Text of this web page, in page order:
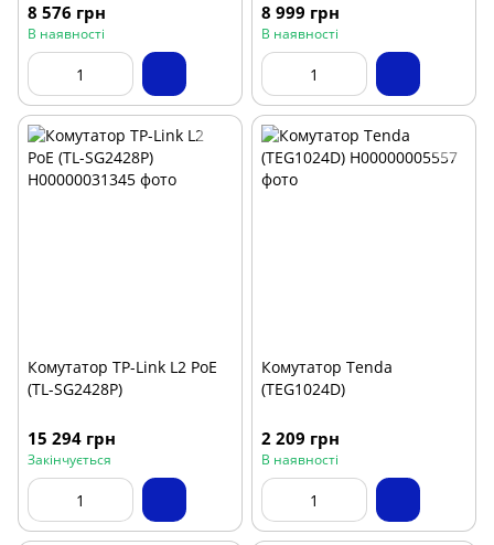
8 576 грн
В наявності
8 999 грн
В наявності
Комутатор TP-Link L2 PoE
(TL-SG2428P)
15 294 грн
Закінчується
Комутатор Tenda
(TEG1024D)
2 209 грн
В наявності